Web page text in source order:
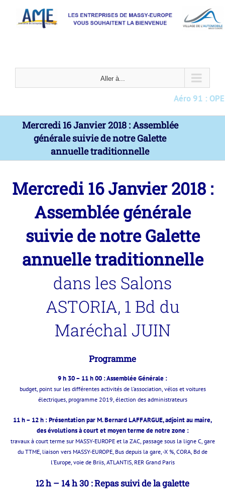
contenu
Aller à...
Aéro 91 : OPEL
Mercredi 16 Janvier 2018 : Assemblée
générale suivie de notre Galette
annuelle traditionnelle
Mercredi 16 Janvier 2018 :
Assemblée générale
suivie de notreGalette
annuelle traditionnelle
dans les Salons
ASTORIA, 1 Bd du
Maréchal JUIN
Programme
9 h 30 – 11 h 00 : Assemblée Générale :
budget, point sur les différentes activités de l’association, vélos et voitures
électriques, programme 2019, élection des administrateurs
11 h – 12 h : Présentation par M. Bernard LAFFARGUE, adjoint au maire,
des évolutions à court et moyen terme de notre zone :
travaux à court terme sur MASSY-EUROPE et la ZAC, passage sous la ligne C, gare
du TTME, liaison vers MASSY-EUROPE, Bus depuis la gare, -X %, CORA, Bd de
l’Europe, voie de Briis, ATLANTIS, RER Grand Paris
12 h – 14 h 30 : Repas suivi de la galette